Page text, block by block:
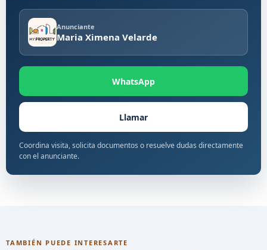
Anunciante
Maria Ximena Velarde
WhatsApp
Llamar
Coordina visita, solicita documentos o resuelve dudas directamente
con el anunciante.
TAMBIÉN PUEDE INTERESARTE